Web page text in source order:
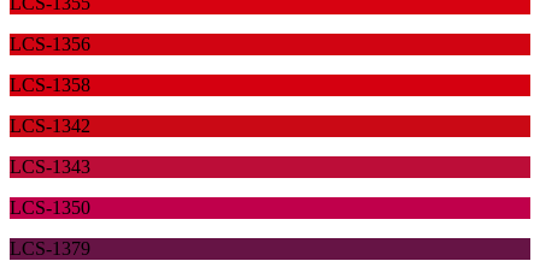
LCS-1356
LCS-1358
LCS-1342
LCS-1343
LCS-1350
LCS-1379